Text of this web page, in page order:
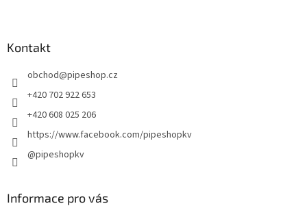
Kontakt
obchod@pipeshop.cz
+420 702 922 653
+420 608 025 206
https://www.facebook.com/pipeshopkv
@pipeshopkv
Informace pro vás